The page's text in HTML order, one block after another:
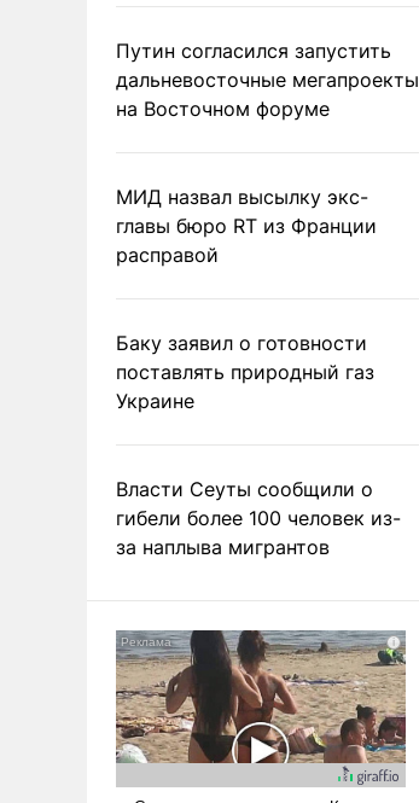
Путин согласился запустить
дальневосточные мегапроекты
на Восточном форуме
МИД назвал высылку экс-
главы бюро RT из Франции
расправой
Баку заявил о готовности
поставлять природный газ
Украине
Власти Сеуты сообщили о
гибели более 100 человек из-
за наплыва мигрантов